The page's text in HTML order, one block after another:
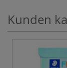
Kunden